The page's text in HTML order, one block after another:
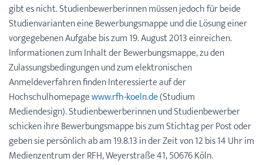
gibt es nicht. Studienbewerberinnen müssen jedoch für beide
Studienvarianten eine Bewerbungsmappe und die Lösung einer
vorgegebenen Aufgabe bis zum 19. August 2013 einreichen.
Informationen zum Inhalt der Bewerbungsmappe, zu den
Zulassungsbedingungen und zum elektronischen
Anmeldeverfahren finden Interessierte auf der
Hochschulhomepagewww.rfh-koeln.de(Studium
Mediendesign). Studienbewerberinnen und Studienbewerber
schicken ihre Bewerbungsmappe bis zum Stichtag per Post oder
geben sie persönlich ab am 19.8.13 in der Zeit von 12 bis 14 Uhr im
Medienzentrum der RFH, Weyerstraße 41, 50676 Köln.